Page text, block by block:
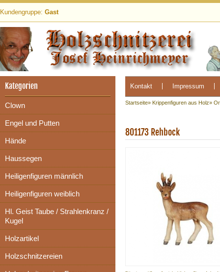
Kundengruppe: Gast
Kategorien
Clown
Engel und Putten
Hände
Haussegen
Heiligenfiguren männlich
Heiligenfiguren weiblich
Hl. Geist Taube / Strahlenkranz /
Kugel
Holzartikel
Holzschnitzereien
Kontakt Impressum
Startseite» Krippenfiguren aus Holz»
801173 Rehbock